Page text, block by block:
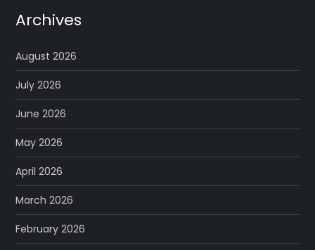
Archives
August 2026
July 2026
June 2026
May 2026
April 2026
March 2026
February 2026